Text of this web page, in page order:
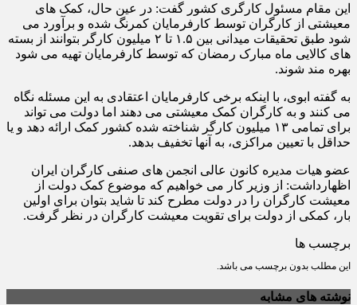
این مقام مسئول کارگری کشور گفت: در عین حال، کمک های
معیشتی از کارگران توسط کارفرمایان کمرنگ شده و برآورد می
شود طبق تحقیقات میدانی بین ۱.۵ تا ۲ میلیون کارگر بتوانند از بسته
های کالایی ماه مبارک رمضان که توسط کارفرمایان تهیه می شود
بهره مند شوند.
به گفته ابوی، با اینکه برخی کارفرمایان اعتقادی به این مسئله نگاه
می کنند و به کارگران کمک معیشتی می دهند اما دولت می تواند
برای تمامی ۱۳ میلیون کارگر شناخته شده کشور کمک ارائه دهد و یا
حداقل با تعیین مراکزی، به آنها تخفیف بدهد.
عضو هیات مدیره کانون عالی انجمن های صنفی کارگران ایران
اظهارداشت: از وزیر کار می خواهیم که موضوع کمک دولت از
معیشت کارگران را در دولت مطرح کند تا شاید بتوان برای اولین
بار، کمکی از دولت برای تقویت معیشت کارگران در نظر گرفت.
برچسب ها
این مطلب بدون برچسب می باشد.
نوشته های مشابه